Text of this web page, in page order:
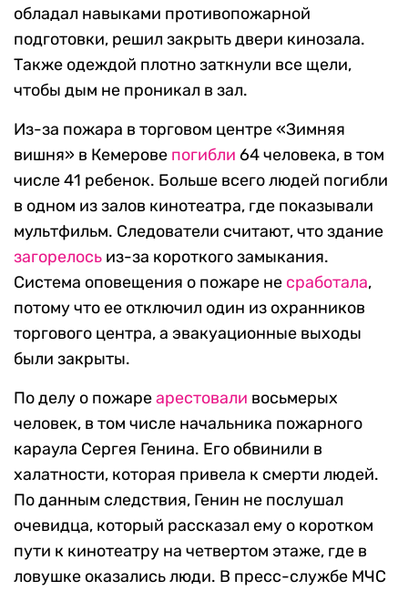
обладал навыками противопожарной
подготовки, решил закрыть двери кинозала.
Также одеждой плотно заткнули все щели,
чтобы дым не проникал в зал.
Из-за пожара в торговом центре «Зимняя
вишня» в Кемерове погибли 64 человека, в том
числе 41 ребенок. Больше всего людей погибли
в одном из залов кинотеатра, где показывали
мультфильм. Следователи считают, что здание
загорелось из-за короткого замыкания.
Система оповещения о пожаре не сработала,
потому что ее отключил один из охранников
торгового центра, а эвакуационные выходы
были закрыты.
По делу о пожареарестовали восьмерых
человек, в том числе начальника пожарного
караула Сергея Генина. Его обвинили в
халатности, которая привела к смерти людей.
По данным следствия, Генин не послушал
очевидца, который рассказал ему о коротком
пути к кинотеатру на четвертом этаже, где в
ловушке оказались люди. В пресс-службе МЧС